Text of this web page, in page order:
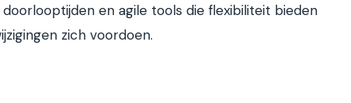
en agile tools die flexibiliteit bieden
zich voordoen.